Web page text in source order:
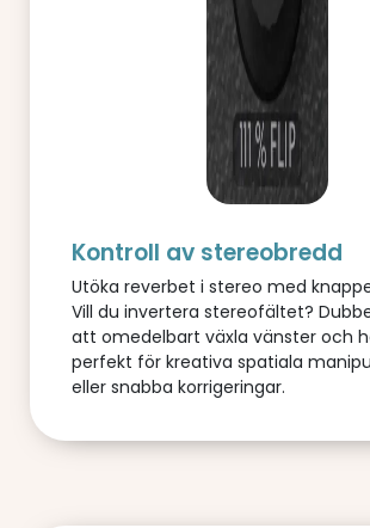
Kontroll av stereobredd
Utöka reverbet i stereo med
Vill du invertera stereofältet?
att omedelbart växla vänster och
perfekt för kreativa spatiala
eller snabba korrigeringar.